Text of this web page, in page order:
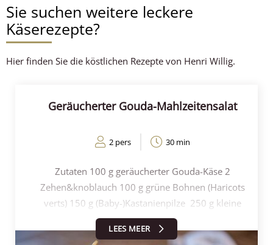
Sie suchen weitere leckere
Käserezepte?
Hier finden Sie die köstlichen Rezepte von Henri Willig.
Geräucherter Gouda-Mahlzeitensalat
2 pers 30 min
Zutaten 100 g geräucherter Gouda-Käse 2
Zehen&knoblauch 100 g grüne Bohnen (Haricots
verts) 150 g (Baby-)Kastanienpilze 250 g kleine
Kartoffeln 1/2 Kopfsalat (gewaschen) Rohes Gemüse:
Rote Zwiebel 3 Babygurken 100 g Kirschtomaten 8
LEES MEER